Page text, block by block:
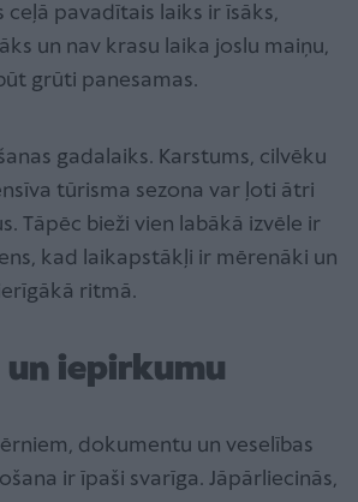
ceļā pavadītais laiks ir īsāks,
un nav krasu laika joslu maiņu,
grūti panesamas.
gadalaiks. Karstums, cilvēku
tūrisma sezona var ļoti ātri
Tāpēc bieži vien labākā izvēle ir
kad laikapstākļi ir mērenāki un
ritmā.
un iepirkumu
dokumentu un veselības
ir īpaši svarīga. Jāpārliecinās,